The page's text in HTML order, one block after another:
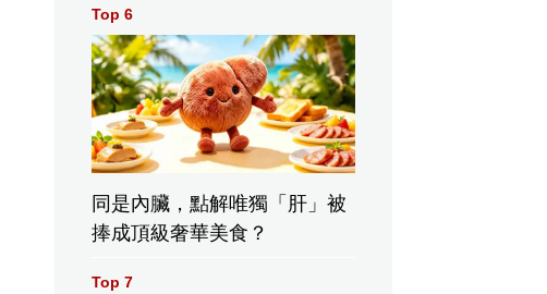
Top 6
同是內臟，點解唯獨「肝」被
捧成頂級奢華美食？
Top 7